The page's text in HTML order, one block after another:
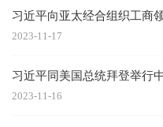
习近平向亚太经合组织工商
2023-11-17
习近平同美国总统拜登举行
2023-11-16